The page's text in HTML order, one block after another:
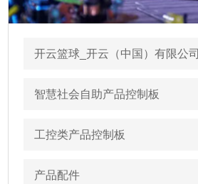
开云篮球_开云（中国）有限公司
智慧社会自助产品控制板
工控类产品控制板
产品配件